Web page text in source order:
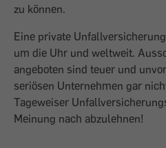
zu können.
Eine private
um die Uhr und weltweit.
angeboten sind teuer und
seriösen Unternehmen gar
Tageweiser
Meinung nach abzulehnen!